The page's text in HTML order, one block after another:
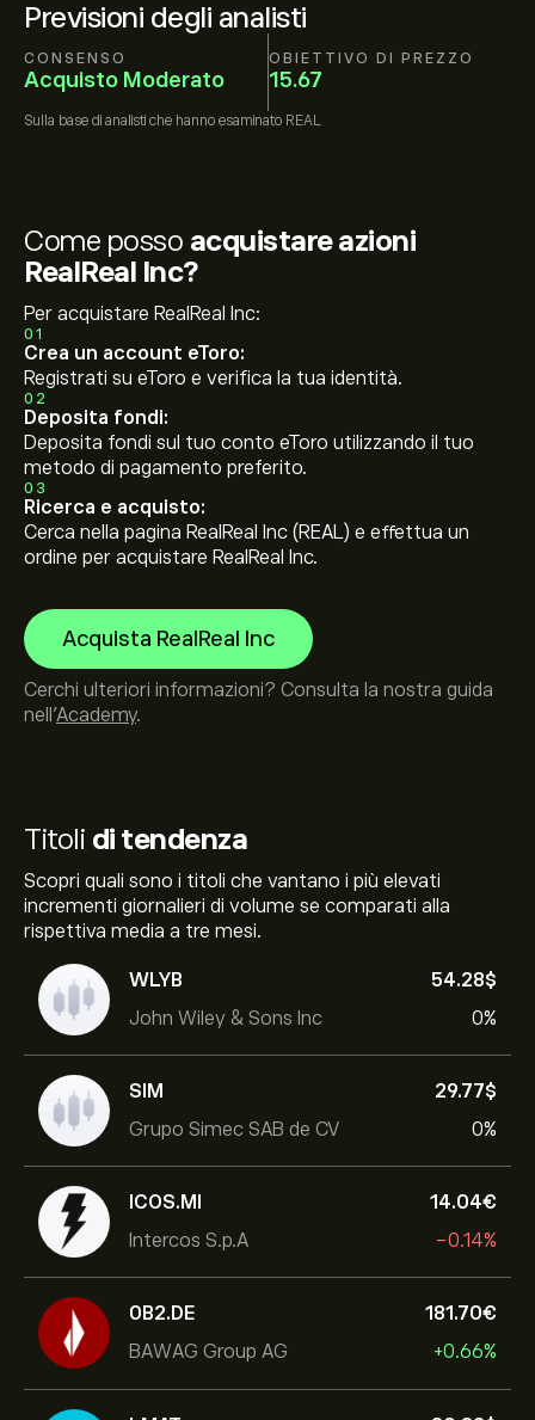
Previsioni degli analisti
CONSENSO
Acquisto Moderato
OBIETTIVO DI PREZZO
15.67
Sulla base di analisti che hanno esaminato REAL
Titoli di tendenza
Scopri quali sono i titoli che vantano i più elevati
incrementi giornalieri di volume se comparati alla
rispettiva media a tre mesi.
WLYB
John Wiley & Sons Inc
54.28‎$‎
0%
SIM
Grupo Simec SAB de CV
29.77‎$‎
0%
ICOS.MI
Intercos S.p.A
14.04‎€‎
-0.14%
0B2.DE
BAWAG Group AG
181.70‎€‎
+0.66%
Come posso acquistare azioni
RealReal Inc?
Per acquistare RealReal Inc:
01
Crea un account eToro:
Registrati su eToro e verifica la tua identità.
02
Deposita fondi:
Deposita fondi sul tuo conto eToro utilizzando il tuo
metodo di pagamento preferito.
03
Ricerca e acquisto:
Cerca nella pagina RealReal Inc (REAL) e effettua un
ordine per acquistare RealReal Inc.
Acquista RealReal Inc
Cerchi ulteriori informazioni? Consulta la nostra guida
nell’Academy.